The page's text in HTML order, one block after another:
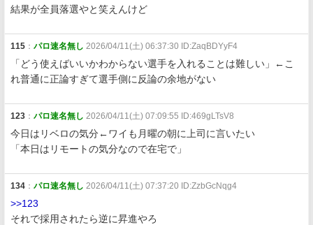
結果が全員落選やと笑えんけど
115 ： パロ速名無し 2026/04/11(土) 06:37:30 ID:ZaqBDYyF4
「どう使えばいいかわからない選手を入れることは難しい」←こ
れ普通に正論すぎて選手側に反論の余地がない
123 ： パロ速名無し 2026/04/11(土) 07:09:55 ID:469gLTsV8
今日はリベロの気分←ワイも月曜の朝に上司に言いたい
「本日はリモートの気分なので在宅で」
134 ： パロ速名無し 2026/04/11(土) 07:37:20 ID:ZzbGcNqg4
>>123
それで採用されたら逆に昇進やろ